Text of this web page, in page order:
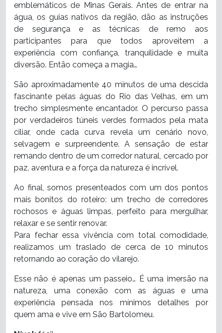
emblemáticos de Minas Gerais. Antes de entrar na
água, os guias nativos da região, dão as instruções
de segurança e as técnicas de remo aos
participantes para que todos aproveitem a
experiência com confiança, tranquilidade e muita
diversão. Então começa a magia…
São aproximadamente 40 minutos de uma descida
fascinante pelas águas do Rio das Velhas, em um
trecho simplesmente encantador. O percurso passa
por verdadeiros túneis verdes formados pela mata
ciliar, onde cada curva revela um cenário novo,
selvagem e surpreendente. A sensação de estar
remando dentro de um corredor natural, cercado por
paz, aventura e a força da natureza é incrível.
Ao final, somos presenteados com um dos pontos
mais bonitos do roteiro: um trecho de corredores
rochosos e águas limpas, perfeito para mergulhar,
relaxar e se sentir renovar.
Para fechar essa vivência com total comodidade,
realizamos um traslado de cerca de 10 minutos
retornando ao coração do vilarejo.
Esse não é apenas um passeio… É uma imersão na
natureza, uma conexão com as águas e uma
experiência pensada nos mínimos detalhes por
quem ama e vive em São Bartolomeu.